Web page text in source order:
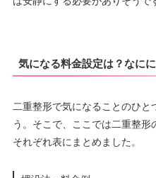
気になる料金設定は？なに
二重整形で気になることのひと
う。そこで、ここでは二重整
それぞれ表にまとめました。